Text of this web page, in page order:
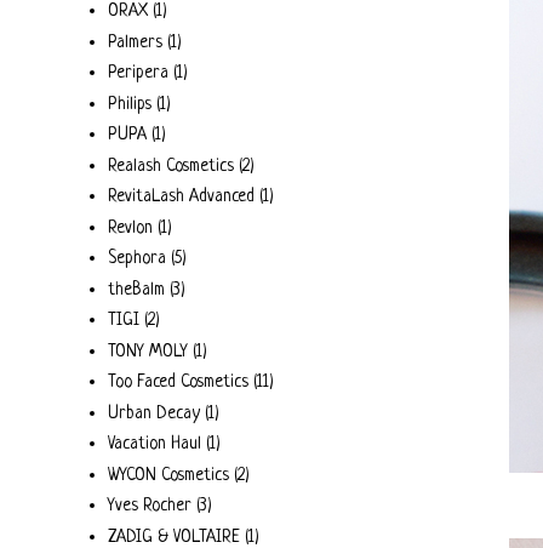
ORAX (1)
Palmers (1)
Peripera (1)
Philips (1)
PUPA (1)
Realash Cosmetics (2)
RevitaLash Advanced (1)
Revlon (1)
Sephora (5)
theBalm (3)
TIGI (2)
TONY MOLY (1)
Too Faced Cosmetics (11)
Urban Decay (1)
Vacation Haul (1)
WYCON Cosmetics (2)
Yves Rocher (3)
ZADIG & VOLTAIRE (1)